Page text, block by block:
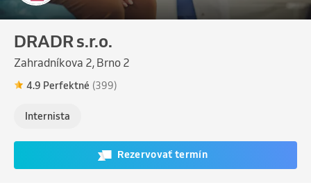
DRADR s.r.o.
Zahradníkova 2, Brno 2
4.9 Perfektné (399)
Internista
Rezervovať termín